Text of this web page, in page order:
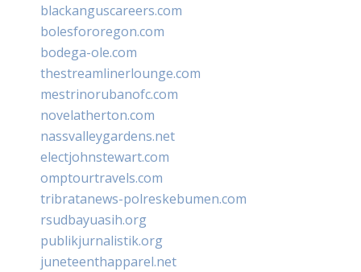
blackanguscareers.com
bolesfororegon.com
bodega-ole.com
thestreamlinerlounge.com
mestrinorubanofc.com
novelatherton.com
nassvalleygardens.net
electjohnstewart.com
omptourtravels.com
tribratanews-polreskebumen.com
rsudbayuasih.org
publikjurnalistik.org
juneteenthapparel.net